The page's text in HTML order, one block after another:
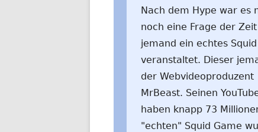
Nach dem Hype war es
noch eine Frage der
jemand ein echtes
veranstaltet. Dieser
der Webvideoproduzent
MrBeast. Seinen
haben knapp 73
"echten" Squid Game